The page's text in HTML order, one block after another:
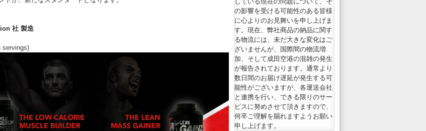
社 製造
servings)
の影響を受ける可能性のある皆様
に心よりのお見舞いを申し上げま
す。現在、弊社商品の納品に関す
る物流には、未だ大きな変化はご
ざいませんが、国際間の物流増
加、そして成田空港の混雑の発生
が報告されております。通常より
数日間のお届け遅延が発生する可
能性がございますが、各運送会社
と連携を行い、できる限りのサー
ビスに努めさせて頂きますので、
何卒ご理解を賜れますようお願い
申し上げます。